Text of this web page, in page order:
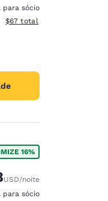
para sócio
Exibir detalhes do total
$67 total
16%
“tachada”:
com desconto:
USD/noite
para sócio